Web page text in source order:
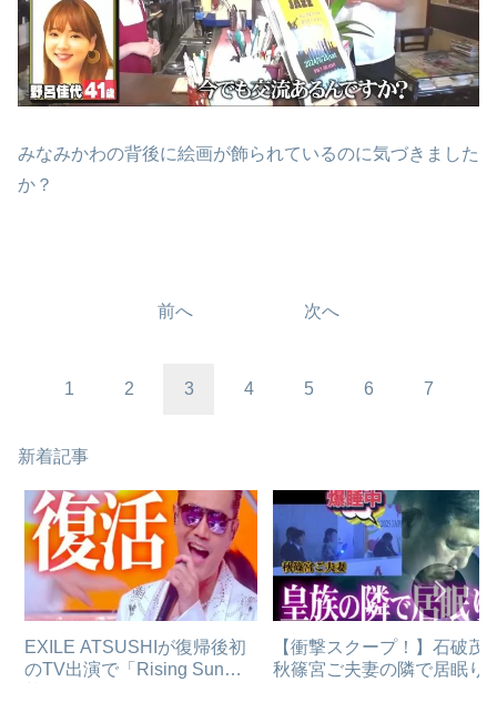
みなみかわの背後に絵画が飾られているのに気づきました
か？
前へ 次へ
1 2 3 4 5 6 7
新着記事
EXILE ATSUSHIが復帰後初
のTV出演で「Rising Sun」
【衝撃スクープ！】石破茂
秋篠宮ご夫妻の隣で居眠り